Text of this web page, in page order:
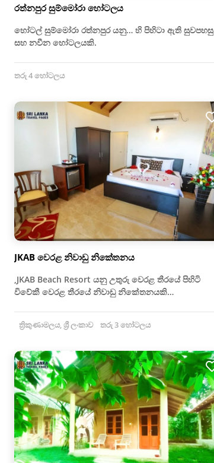
රත්නපුර සුම්මෝරා හෝටලය
හෝටල් සුම්මෝරා රත්නපුර යනු… හි පිහිටා ඇති සුවපහසු
සහ නවීන හෝටලයකි.
තරු 4 හෝටලය
JKAB වෙරළ නිවාඩු නිකේතනය
,JKAB Beach Resort යනු උතුරු වෙරළ තීරයේ පිහිටි
විවේකී වෙරළ තීරයේ නිවාඩු නිකේතනයකි…
ත්‍රිකුණාමලය, ශ්‍රී ලංකාව තරු 3 හෝටලය